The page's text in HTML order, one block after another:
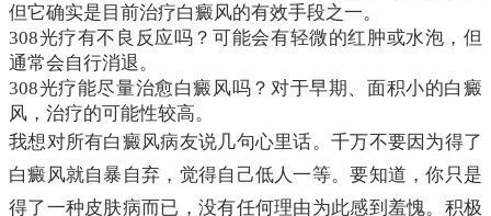
但它确实是目前治疗白癜风的有效手段之一。
308光疗有不良反应吗？可能会有轻微的红肿或水泡，但
通常会自行消退。
308光疗能尽量治愈白癜风吗？对于早期、面积小的白癜
风，治疗的可能性较高。
我想对所有白癜风病友说几句心里话。千万不要因为得了
白癜风就自暴自弃，觉得自己低人一等。要知道，你只是
得了一种皮肤病而已，没有任何理由为此感到羞愧。积极